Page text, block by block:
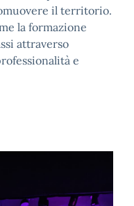
il territorio.
la formazione
attraverso
e